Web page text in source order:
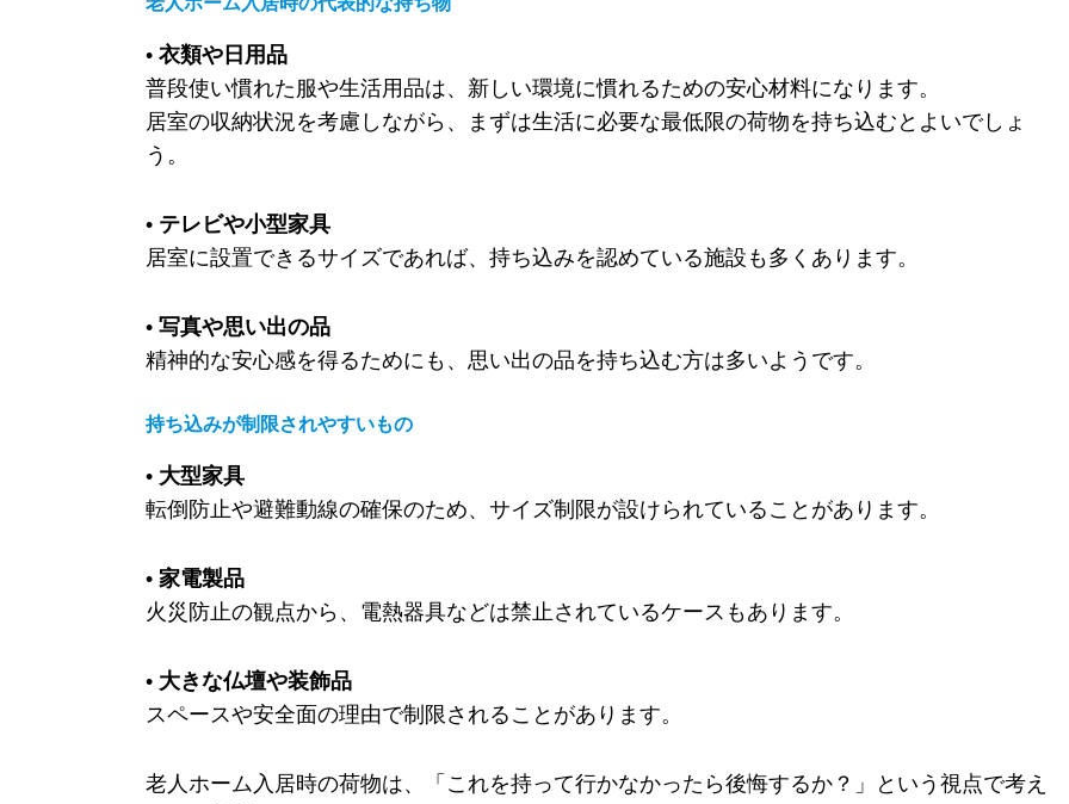
• 衣類や日用品
普段使い慣れた服や生活用品は、新しい環境に慣れるための安心材料になります。
居室の収納状況を考慮しながら、まずは生活に必要な最低限の荷物を持ち込むとよいでしょ
う。
• テレビや小型家具
居室に設置できるサイズであれば、持ち込みを認めている施設も多くあります。
• 写真や思い出の品
精神的な安心感を得るためにも、思い出の品を持ち込む方は多いようです。
持ち込みが制限されやすいもの
• 大型家具
転倒防止や避難動線の確保のため、サイズ制限が設けられていることがあります。
• 家電製品
火災防止の観点から、電熱器具などは禁止されているケースもあります。
• 大きな仏壇や装飾品
スペースや安全面の理由で制限されることがあります。
老人ホーム入居時の荷物は、「これを持って行かなかったら後悔するか？」という視点で考え